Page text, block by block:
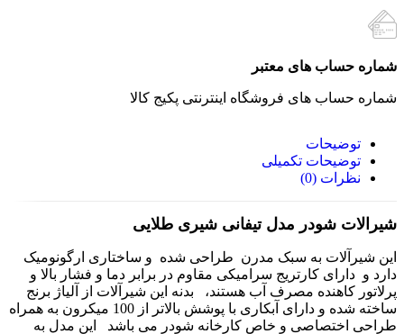
شماره حساب های معتبر
شماره حساب های فروشگاه اینترنتی پکیج کالا
توضیحات
توضیحات تکمیلی
نظرات (0)
شیرالات شودر مدل تیفانی شیری طلایی
این شیرآلات به سبک مدرن طراحی شده و ساختاری ارگونومیک
دارد و دارای کارتریج سرامیکی مقاوم در برابر دما و فشار بالا و
پرلاتور کاهنده مصرف آب هستند، بدنه‌ این شیرآلات از آلیاژ برنج
ساخته شده و دارای آبکاری با پوشش بالاتر از 100 میکرون به همراه
طراحی اختصاصی و خاص کارخانه شودر می باشد این مدل به